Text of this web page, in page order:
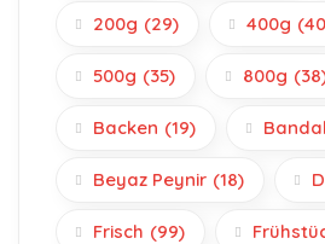
200g (29) 400g
500g (35) 800g
Backen (19)
Beyaz Peynir (18)
Frisch (99)